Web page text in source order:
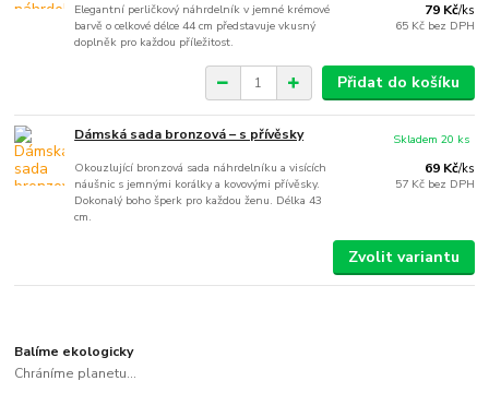
Elegantní perličkový náhrdelník v jemné krémové
barvě o celkové délce 44 cm představuje vkusný
doplněk pro každou příležitost.
79 Kč/ks
65 Kč bez DPH
Přidat do košíku
Dámská sada bronzová – s přívěsky
Okouzlující bronzová sada náhrdelníku a visících
náušnic s jemnými korálky a kovovými přívěsky.
Dokonalý boho šperk pro každou ženu. Délka 43
cm.
69 Kč/ks
57 Kč bez DPH
Skladem 20 ks
Zvolit variantu
Balíme ekologicky
Chráníme planetu...